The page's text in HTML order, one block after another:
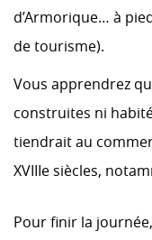
d’Armorique… à
de tourisme).
Vous apprendrez
construites ni
tiendrait au
XVIIIe siècles,
Pour finir la